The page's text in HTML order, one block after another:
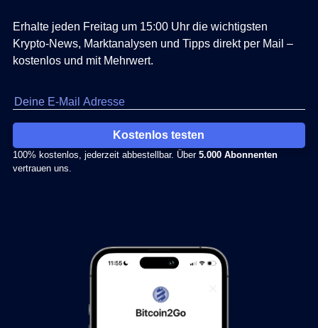
Erhalte jeden Freitag um 15:00 Uhr die wichtigsten
Krypto-News, Marktanalysen und Tipps direkt per Mail –
kostenlos und mit Mehrwert.
Kostenlos testen
100% kostenlos, jederzeit abbestellbar. Über 5.000 Abonnenten
vertrauen uns.